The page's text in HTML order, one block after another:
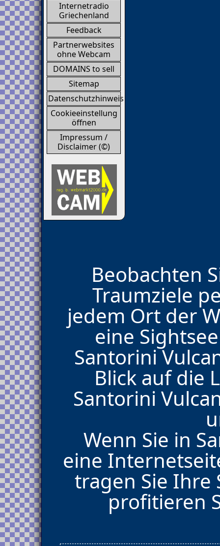
Internetradio
Griechenland
Feedback
Partnerwebsites
ohne Webcam
DOMAINS to sell
Sitemap
Datenschutzhinweis
Cookieeinstellung
öffnen
Impressum /
Disclaimer (©)
Beobachten
Traumziele
jedem Ort der
eine
Santorini
Blick auf die
Santorini
Wenn Sie in
eine
tragen Sie Ihre
profitieren